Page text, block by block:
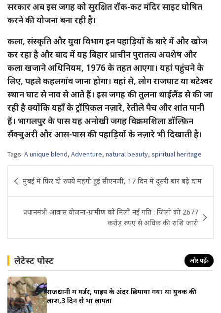
सरकार अब इस जगह को सुरक्षित रॉक-कट मंदिर साइट घोषित
करने की योजना बना रही है।
कला, संस्कृति और युवा विभाग इन पहाड़ियों के बारे में और खोज
कर रहा है और बाद में यह बिहार प्राचीन पुरातत्व अवशेष और
कला खजाने अधिनियम, 1976 के तहत आएगा। यहां पहुंचने के
लिए, पहले कहलगांव जाना होगा। वहां से, लोग राजघाट या बटेश्वर
स्थान घाट से नाव से आते हैं। इस जगह की तुलना थाईलैंड से की जा
रही है क्योंकि यहाँ के ट्रॉपिकल नज़ारे, रेतीले पैच और शांत पानी
हैं। भागलपुर के पास यह अनोखी जगह विक्रमशिला डॉल्फ़िन
सैंक्चुअरी और आस-पास की पहाड़ियों के नज़ारे भी दिखाती है।
Tags: A unique blend, Adventure, natural beauty, spiritual heritage
navigation
मुंबई में फिर दो रुपये महंगी हुई सीएनजी, 17 दिन में दूसरी बार बढ़े दाम
प्रधानमंत्री आवास योजना-ग्रामीण को मिली नई गति : जिलों को 2677
करोड़ रुपए से अधिक की राशि जारी
लेटेस्ट पोस्ट और पढ़ें›
राजधानी में मर्डर, पाइप के अंदर छिपाया गया था युवक की
लाश,3 दिन से था लापता